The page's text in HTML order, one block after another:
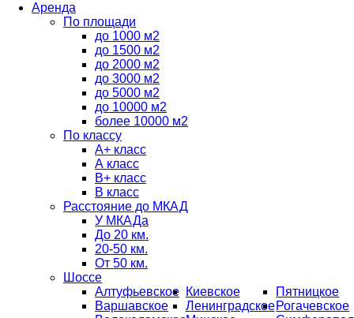
Аренда
По площади
до 1000 м2
до 1500 м2
до 2000 м2
до 3000 м2
до 5000 м2
до 10000 м2
более 10000 м2
По классу
А+ класс
А класс
B+ класс
В класс
Расстояние до МКАД
У МКАДа
До 20 км.
20-50 км.
От 50 км.
Шоссе
Алтуфьевское
Варшавское
Киевское
Ленинградское
Пятницкое
Рогачевское